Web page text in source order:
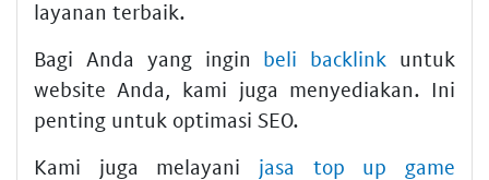
layanan terbaik.
Bagi Anda yang ingin beli backlink untuk
website Anda, kami juga menyediakan. Ini
penting untuk optimasi SEO.
Kami juga melayani jasa top up game